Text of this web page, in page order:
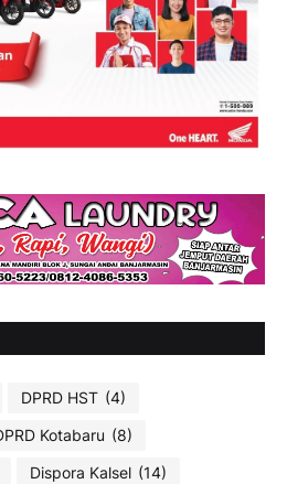
DPRD HST (4)
Kotabaru (8)
Dispora Kalsel (14)